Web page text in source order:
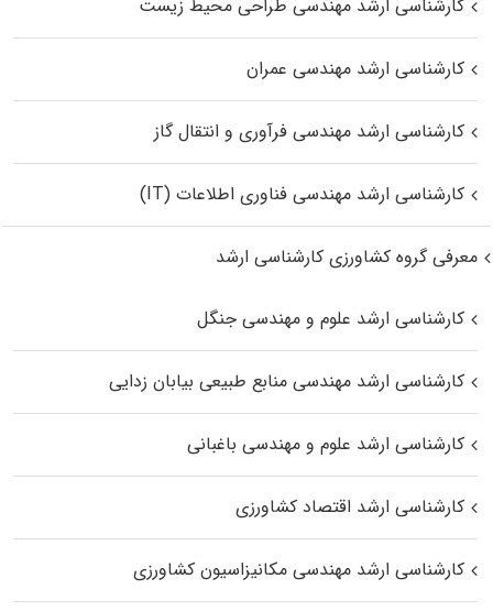
کارشناسی ارشد مهندسی طراحی محیط زیست
کارشناسی ارشد مهندسی عمران
کارشناسی ارشد مهندسی فرآوری و انتقال گاز
کارشناسی ارشد مهندسی فناوری اطلاعات (IT)
معرفی گروه کشاورزی کارشناسی ارشد
کارشناسی ارشد علوم و مهندسی جنگل
کارشناسی ارشد مهندسی منابع طبیعی بیابان زدایی
کارشناسی ارشد علوم و مهندسی باغبانی
کارشناسی ارشد اقتصاد کشاورزی
کارشناسی ارشد مهندسی مکانیزاسیون کشاورزی